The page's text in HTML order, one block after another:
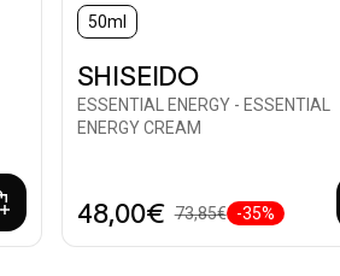
50ml
SHISEIDO
ESSENTIAL ENERGY - ESSENTIAL
ENERGY CREAM
48,00€ 73,85€ -35%